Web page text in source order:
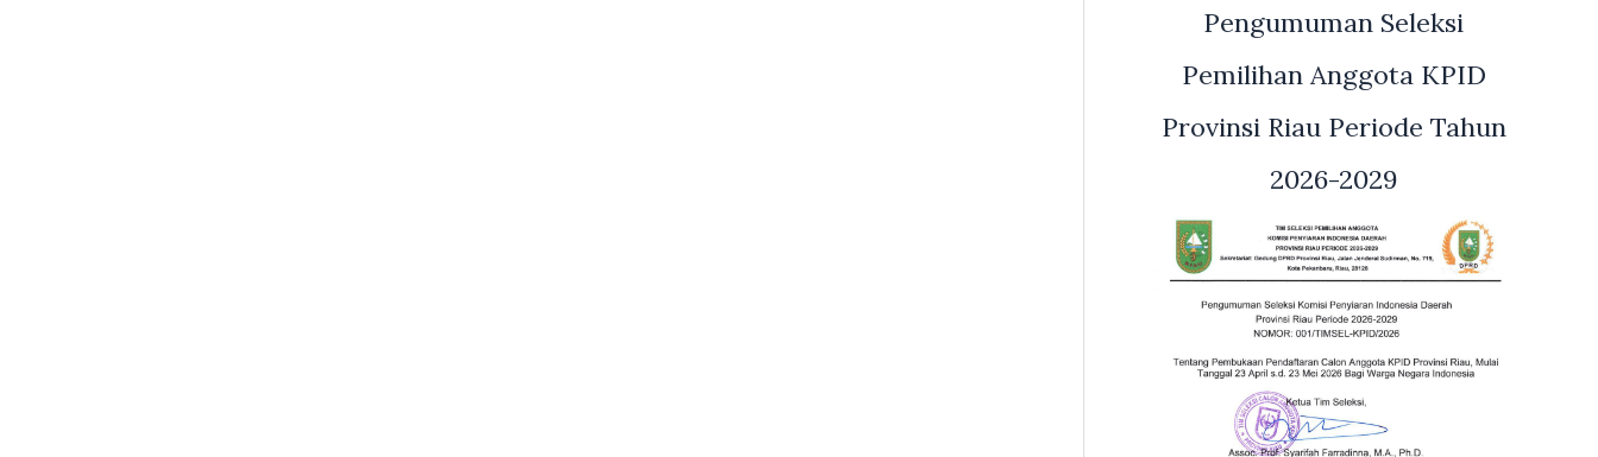
Pengumuman Seleksi
Pemilihan Anggota KPID
Provinsi Riau Periode Tahun
2026-2029